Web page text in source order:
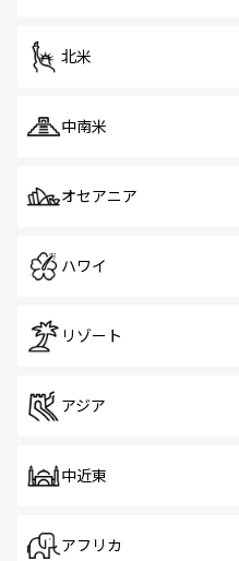
北米
中南米
オセアニア
ハワイ
リゾート
アジア
中近東
アフリカ